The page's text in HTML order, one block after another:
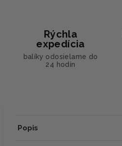
Rýchla
expedícia
balíky odosielame do
24 hodín
Popis